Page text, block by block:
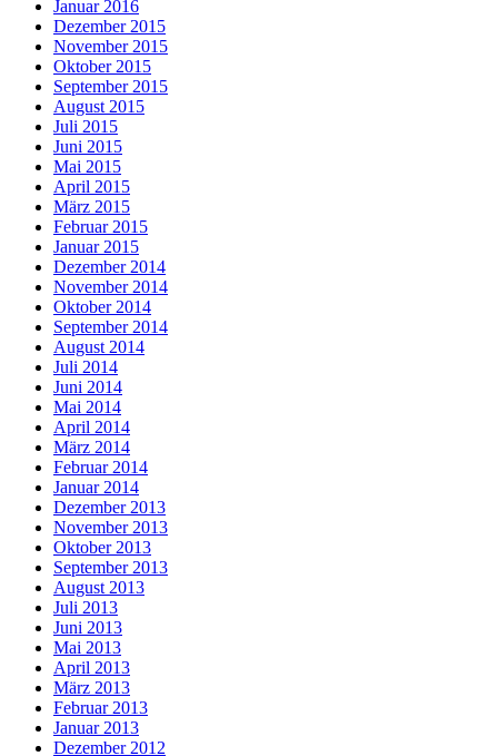
Januar 2016
Dezember 2015
November 2015
Oktober 2015
September 2015
August 2015
Juli 2015
Juni 2015
Mai 2015
April 2015
März 2015
Februar 2015
Januar 2015
Dezember 2014
November 2014
Oktober 2014
September 2014
August 2014
Juli 2014
Juni 2014
Mai 2014
April 2014
März 2014
Februar 2014
Januar 2014
Dezember 2013
November 2013
Oktober 2013
September 2013
August 2013
Juli 2013
Juni 2013
Mai 2013
April 2013
März 2013
Februar 2013
Januar 2013
Dezember 2012